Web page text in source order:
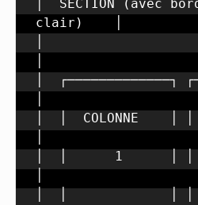
│  SECTION (avec
clair)    │
│  ┌─────────────┐
│  │  COLONNE    │ │
│  │      1      │